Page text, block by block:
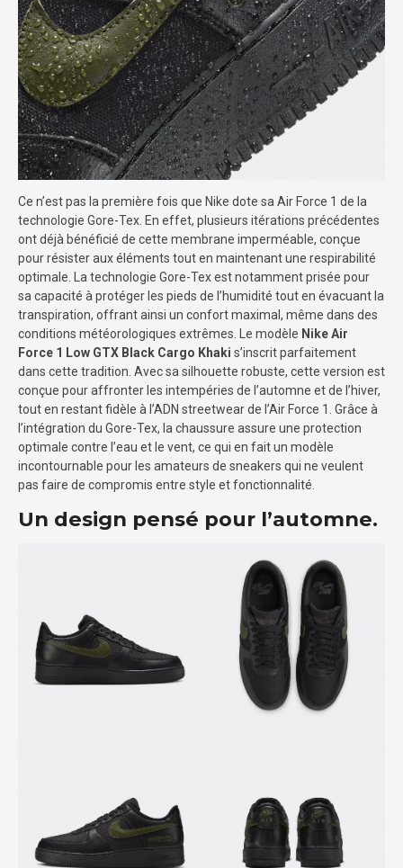
Ce n’est pas la première fois que Nike dote sa Air Force 1 de la
technologie Gore-Tex. En effet, plusieurs itérations précédentes
ont déjà bénéficié de cette membrane imperméable, conçue
pour résister aux éléments tout en maintenant une respirabilité
optimale. La technologie Gore-Tex est notamment prisée pour
sa capacité à protéger les pieds de l’humidité tout en évacuant la
transpiration, offrant ainsi un confort maximal, même dans des
conditions météorologiques extrêmes. Le modèle Nike Air
Force 1 Low GTX Black Cargo Khaki s’inscrit parfaitement
dans cette tradition. Avec sa silhouette robuste, cette version est
conçue pour affronter les intempéries de l’automne et de l’hiver,
tout en restant fidèle à l’ADN streetwear de l’Air Force 1. Grâce à
l’intégration du Gore-Tex, la chaussure assure une protection
optimale contre l’eau et le vent, ce qui en fait un modèle
incontournable pour les amateurs de sneakers qui ne veulent
pas faire de compromis entre style et fonctionnalité.
Un design pensé pour l’automne.